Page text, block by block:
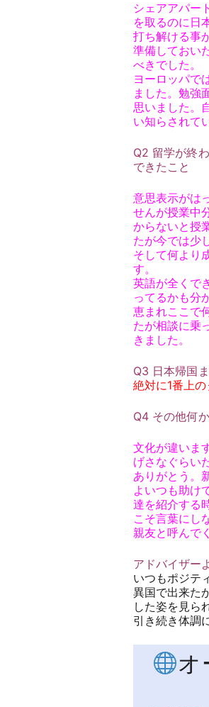
シェアアパー
を取るのに日
打ち解ける事
準備しておい
べきでした。
ヨーロッパで
ました。勉強
思いました。
い知らされて
Q2 留学が終
できたこと
意思表示がは
せんが授業中
からないと授
たが今では少
そして何より
す。
英語が全くで
ってるかも分
恵まれここで
たが相談に乗
きました。
Q3 日本帰国
絶対に1番上
Q4 その他何
文化が違いま
げさなぐらい
ありがとう。
よいつも助け
達を紹介する
こそ言葉にし
親友と呼んで
アドバイザー
いつもポジテ
異国で出来
した姿を見ら
引き続き体調
オ